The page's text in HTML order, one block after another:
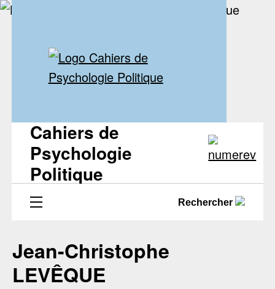
Cahiers de
Psychologie
Politique
Rechercher
Jean-Christophe
LEVÊQUE